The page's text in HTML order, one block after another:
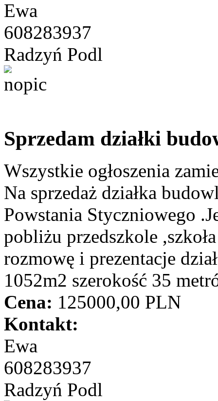
Ewa
608283937
Radzyń Podl
Sprzedam działki
Wszystkie ogłoszenia
Na sprzedaż działka
Powstania Styczniowego
pobliżu przedszkole
rozmowę i prezentacje
1052m2 szerokość 35
Cena: 125000,00 PLN
Kontakt:
Ewa
608283937
Radzyń Podl